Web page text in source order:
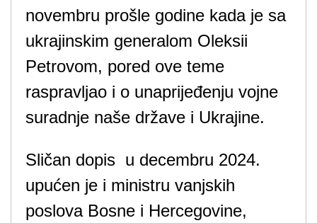
novembru prošle godine kada je sa
ukrajinskim generalom Oleksii
Petrovom, pored ove teme
raspravljao i o unaprijeđenju vojne
suradnje naše države i Ukrajine.
Sličan dopis u decembru 2024.
upućen je i ministru vanjskih
poslova Bosne i Hercegovine,